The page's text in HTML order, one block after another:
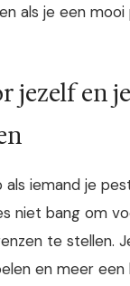
als je een mooi
jezelf en je
als iemand je
niet bang om
te stellen.
en meer een